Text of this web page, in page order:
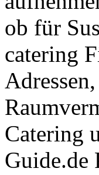
ob für
catering
Catering
Guide.de